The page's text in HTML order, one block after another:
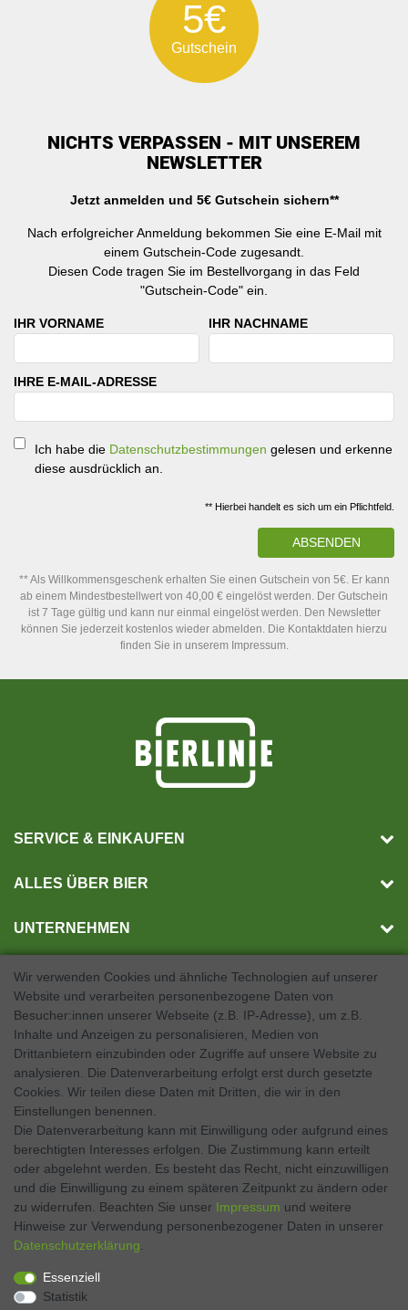
5€
Gutschein
NICHTS VERPASSEN - MIT UNSEREM
NEWSLETTER
Jetzt anmelden und 5€ Gutschein sichern**
Nach erfolgreicher Anmeldung bekommen Sie eine E-Mail mit
einem Gutschein-Code zugesandt.
Diesen Code tragen Sie im Bestellvorgang in das Feld
"Gutschein-Code" ein.
IHR VORNAME IHR NACHNAME
IHRE E-MAIL-ADRESSE
Ich habe die Datenschutzbestimmungen gelesen und erkenne
diese ausdrücklich an.
** Hierbei handelt es sich um ein Pflichtfeld.
ABSENDEN
** Als Willkommensgeschenk erhalten Sie einen Gutschein von 5€. Er kann
ab einem Mindestbestellwert von 40,00 € eingelöst werden. Der Gutschein
ist 7 Tage gültig und kann nur einmal eingelöst werden. Den Newsletter
können Sie jederzeit kostenlos wieder abmelden. Die Kontaktdaten hierzu
finden Sie in unserem Impressum.
SERVICE & EINKAUFEN
ALLES ÜBER BIER
UNTERNEHMEN
SOCIAL MEDIA
Twitter
Instagram
VERTRAG WIDERRUFEN Kontakt
Zahlen Sie bequem per
Wir verwenden Cookies und ähnliche Technologien auf unserer
Website und verarbeiten personenbezogene Daten von
Besucher:innen unserer Webseite (z.B. IP-Adresse), um z.B.
Inhalte und Anzeigen zu personalisieren, Medien von
Drittanbietern einzubinden oder Zugriffe auf unsere Website zu
analysieren. Die Datenverarbeitung erfolgt erst durch gesetzte
Cookies. Wir teilen diese Daten mit Dritten, die wir in den
Einstellungen benennen.
Die Datenverarbeitung kann mit Einwilligung oder aufgrund eines
berechtigten Interesses erfolgen. Die Zustimmung kann erteilt
oder abgelehnt werden. Es besteht das Recht, nicht einzuwilligen
und die Einwilligung zu einem späteren Zeitpunkt zu ändern oder
zu widerrufen. Beachten Sie unser Impressum und weitere
Hinweise zur Verwendung personenbezogener Daten in unserer
Daten­schutz­erklärung
Essenziell
Statistik